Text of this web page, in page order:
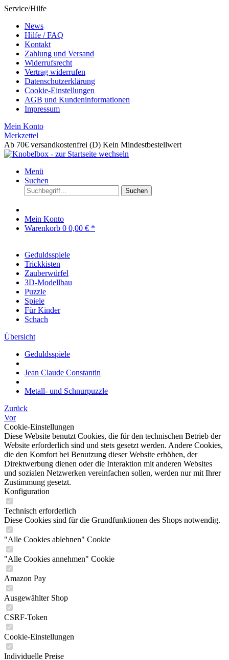
Service/Hilfe
News
Hilfe / FAQ
Kontakt
Zahlung und Versand
Widerrufsrecht
Vertrag widerrufen
Datenschutzerklärung
Cookie-Einstellungen
AGB und Kundeninformationen
Impressum
Mein Konto
Merkzettel
Ab 70€ versandkostenfrei (D) Kein Mindestbestellwert
Menü
Suchen
Suchen
Mein Konto
Warenkorb 0 0,00 € *
Geduldsspiele
Trickkisten
Zauberwürfel
3D-Modellbau
Puzzle
Spiele
Für Kinder
Schach
Übersicht
Geduldsspiele
Jean Claude Constantin
Metall- und Schnurpuzzle
Zurück
Vor
Cookie-Einstellungen
Diese Website benutzt Cookies, die für den technischen Betrieb der
Website erforderlich sind und stets gesetzt werden. Andere Cookies,
die den Komfort bei Benutzung dieser Website erhöhen, der
Direktwerbung dienen oder die Interaktion mit anderen Websites
und sozialen Netzwerken vereinfachen sollen, werden nur mit Ihrer
Zustimmung gesetzt.
Konfiguration
Technisch erforderlich
Diese Cookies sind für die Grundfunktionen des Shops notwendig.
"Alle Cookies ablehnen" Cookie
"Alle Cookies annehmen" Cookie
Amazon Pay
Ausgewählter Shop
CSRF-Token
Cookie-Einstellungen
Individuelle Preise